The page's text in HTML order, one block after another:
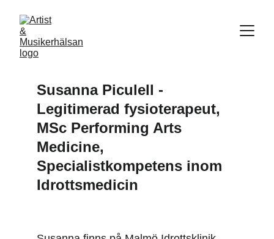
Susanna Piculell -
Legitimerad fysioterapeut,
MSc Performing Arts
Medicine,
Specialistkompetens inom
Idrottsmedicin